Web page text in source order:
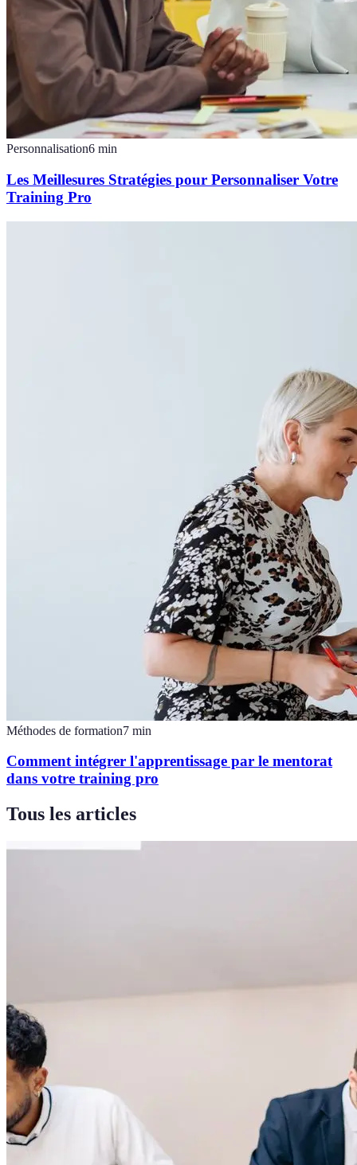
Personnalisation6 min
Les Meillesures Stratégies pour Personnaliser Votre
Training Pro
Méthodes de formation7 min
Comment intégrer l'apprentissage par le mentorat
dans votre training pro
Tous les articles